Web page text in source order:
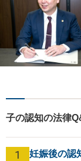
子の認知の法律
1
妊娠後の認